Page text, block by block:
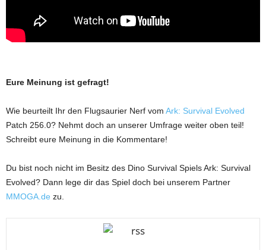
Eure Meinung ist gefragt!
Wie beurteilt Ihr den Flugsaurier Nerf vom Ark: Survival Evolved
Patch 256.0? Nehmt doch an unserer Umfrage weiter oben teil!
Schreibt eure Meinung in die Kommentare!
Du bist noch nicht im Besitz des Dino Survival Spiels Ark: Survival
Evolved? Dann lege dir das Spiel doch bei unserem Partner
MMOGA.de zu.